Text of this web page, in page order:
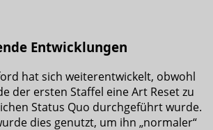
Entwicklungen
hat sich weiterentwickelt, obwohl
der ersten Staffel eine Art Reset zu
Status Quo durchgeführt wurde.
dies genutzt, um ihn „normaler“